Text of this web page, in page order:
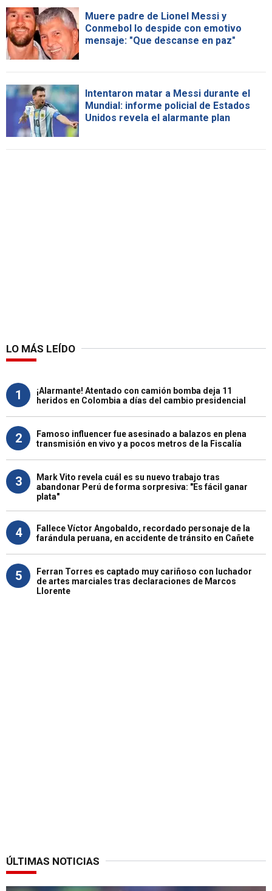
Muere padre de Lionel Messi y
Conmebol lo despide con emotivo
mensaje: "Que descanse en paz"
Intentaron matar a Messi durante el
Mundial: informe policial de Estados
Unidos revela el alarmante plan
LO MÁS LEÍDO
1
¡Alarmante! Atentado con camión bomba deja 11
heridos en Colombia a días del cambio presidencial
2
Famoso influencer fue asesinado a balazos en plena
transmisión en vivo y a pocos metros de la Fiscalía
3
Mark Vito revela cuál es su nuevo trabajo tras
abandonar Perú de forma sorpresiva: "Es fácil ganar
plata"
4
Fallece Víctor Angobaldo, recordado personaje de la
farándula peruana, en accidente de tránsito en Cañete
5
Ferran Torres es captado muy cariñoso con luchador
de artes marciales tras declaraciones de Marcos
Llorente
ÚLTIMAS NOTICIAS